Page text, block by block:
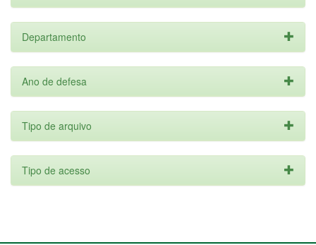
Departamento
Ano de defesa
Tipo de arquivo
Tipo de acesso